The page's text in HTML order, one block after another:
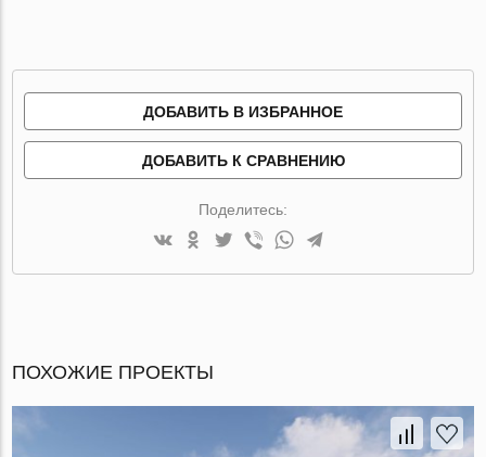
ДОБАВИТЬ В ИЗБРАННОЕ
ДОБАВИТЬ К СРАВНЕНИЮ
Поделитесь:
ПОХОЖИЕ ПРОЕКТЫ